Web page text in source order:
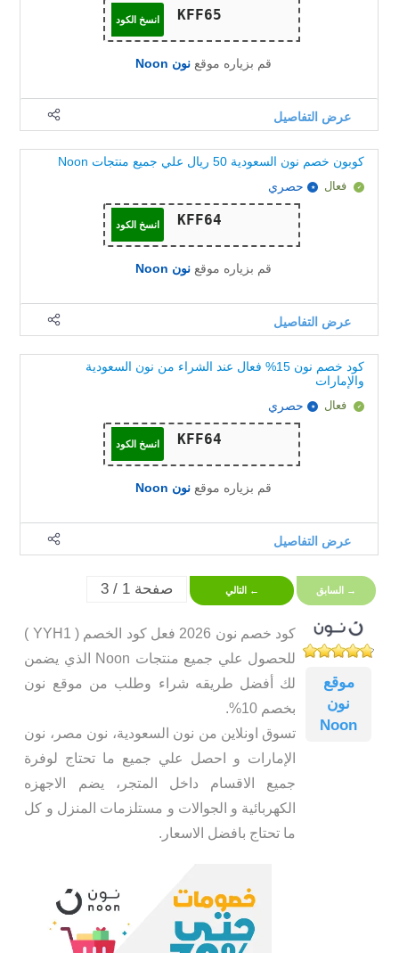
انسخ الكود
قم بزياره موقعنون Noon
عرض التفاصيل
كوبون خصم نون السعودية 50 ريال علي جميع منتجات Noon
فعال حصري
انسخ الكود
قم بزياره موقعنون Noon
عرض التفاصيل
كود خصم نون 15% فعال عند الشراء من نون السعودية
والإمارات
فعال حصري
انسخ الكود
قم بزياره موقعنون Noon
عرض التفاصيل
→ السابق ← التالي صفحة 1 / 3
موقع
نون
Noon
كود خصم نون 2026 فعل كود الخصم ( YYH1 )
للحصول علي جميع منتجات Noon الذي يضمن
لك أفضل طريقه شراء وطلب من موقع نون
بخصم 10%.
تسوق اونلاين من نون السعودية، نون مصر، نون
الإمارات و احصل علي جميع ما تحتاج لوفرة
جميع الاقسام داخل المتجر، يضم الاجهزه
الكهربائية و الجوالات و مستلزمات المنزل و كل
ما تحتاج بافضل الاسعار.